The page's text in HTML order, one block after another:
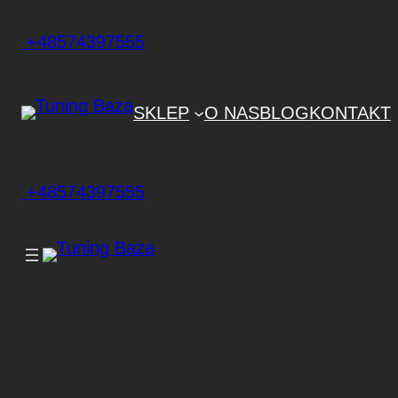
+48574397555
SKLEP O NASBLOGKONTAKT
+48574397555